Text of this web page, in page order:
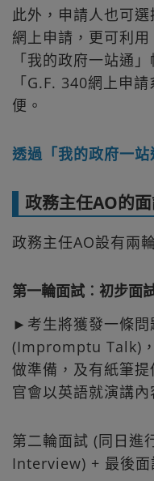
此外，申請人也可
網上申請，更可利
「我的政府一站通
「G.F. 340網上申
便。
透過「我的政府一
政務主任AO的
政務主任AO設有兩
第一輪面試︰初步
►考生將獲發一條問
(Impromptu Talk)
做準備，及有紙筆
官會以英語就演講內
第二輪面試 (同日進
Interview) + 最後